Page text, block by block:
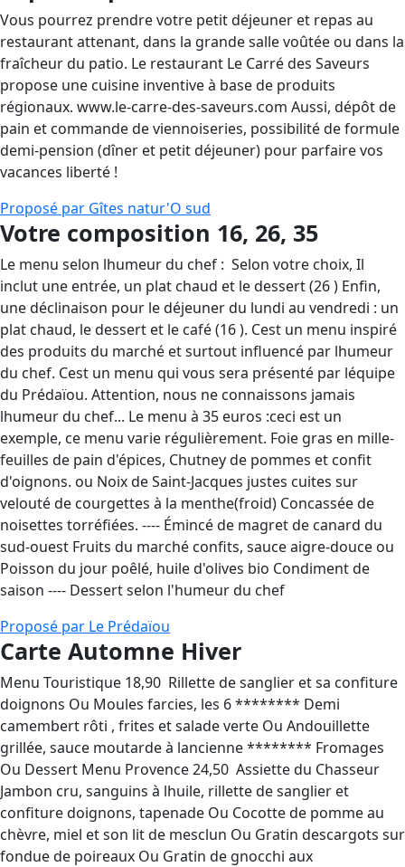
Vous pourrez prendre votre petit déjeuner et repas au
restaurant attenant, dans la grande salle voûtée ou dans la
fraîcheur du patio. Le restaurant Le Carré des Saveurs
propose une cuisine inventive à base de produits
régionaux. www.le-carre-des-saveurs.com Aussi, dépôt de
pain et commande de viennoiseries, possibilité de formule
demi-pension (dîner et petit déjeuner) pour parfaire vos
vacances liberté !
Proposé par Gîtes natur'O sud
Votre composition 16, 26, 35 
Le menu selon lhumeur du chef :  Selon votre choix, Il
inclut une entrée, un plat chaud et le dessert (26 ) Enfin,
une déclinaison pour le déjeuner du lundi au vendredi : un
plat chaud, le dessert et le café (16 ). Cest un menu inspiré
des produits du marché et surtout influencé par lhumeur
du chef. Cest un menu qui vous sera présenté par léquipe
du Prédaïou. Attention, nous ne connaissons jamais
lhumeur du chef... Le menu à 35 euros :ceci est un
exemple, ce menu varie régulièrement. Foie gras en mille-
feuilles de pain d'épices, Chutney de pommes et confit
d'oignons. ou Noix de Saint-Jacques justes cuites sur
velouté de courgettes à la menthe(froid) Concassée de
noisettes torréfiées. ---- Émincé de magret de canard du
sud-ouest Fruits du marché confits, sauce aigre-douce ou
Poisson du jour poêlé, huile d'olives bio Condiment de
saison ---- Dessert selon l'humeur du chef
Proposé par Le Prédaïou
Carte Automne Hiver
Menu Touristique 18,90  Rillette de sanglier et sa confiture
doignons Ou Moules farcies, les 6 ******** Demi
camembert rôti , frites et salade verte Ou Andouillette
grillée, sauce moutarde à lancienne ******** Fromages
Ou Dessert Menu Provence 24,50  Assiette du Chasseur
Jambon cru, sanguins à lhuile, rillette de sanglier et
confiture doignons, tapenade Ou Cocotte de pomme au
chèvre, miel et son lit de mesclun Ou Gratin descargots sur
fondue de poireaux Ou Gratin de gnocchi aux